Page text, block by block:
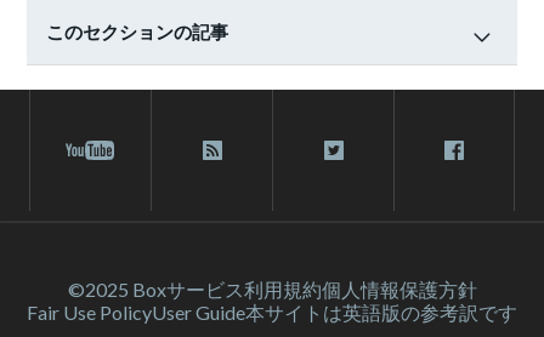
このセクションの記事
©2025 Boxサービス利⽤規約個人情報保護方針
Fair Use PolicyUser Guide本サイトは英語版の参考訳です